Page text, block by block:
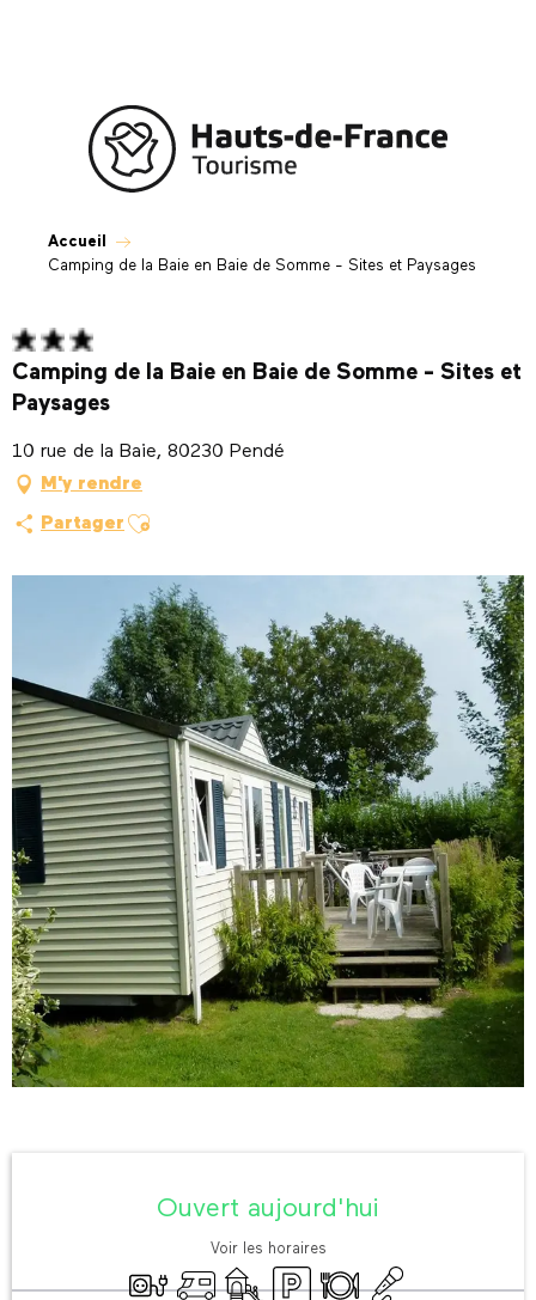
Accueil
Camping de la Baie en Baie de Somme - Sites et Paysages
Camping de la Baie en Baie de Somme - Sites et
Paysages
10 rue de la Baie, 80230 Pendé
M'y rendre
Partager Ajouter aux favoris
Ouvert aujourd'hui
Voir les horaires
Branchements électriques
Accueil camping car
Jeux pour enfants / Espace jeux
ParkingRestaurantAnimation